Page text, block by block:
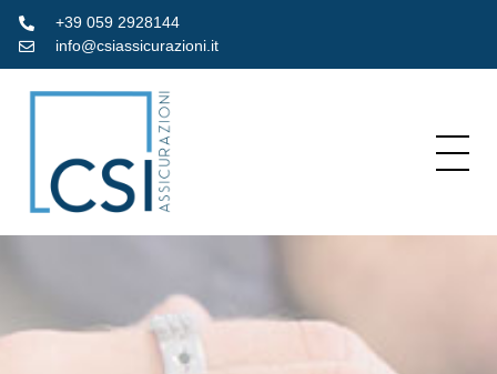
+39 059 2928144
info@csiassicurazioni.it